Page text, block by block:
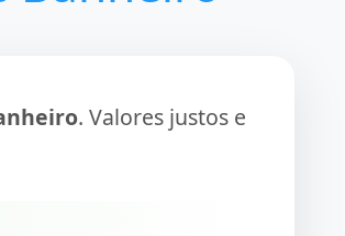
. Valores justos e